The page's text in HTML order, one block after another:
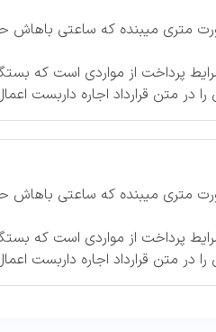
صورت متری میبنده که ساعتی
پرداخت از مواردی است که
در متن قرارداد اجاره داربست
صورت متری میبنده که ساعتی
پرداخت از مواردی است که
در متن قرارداد اجاره داربست